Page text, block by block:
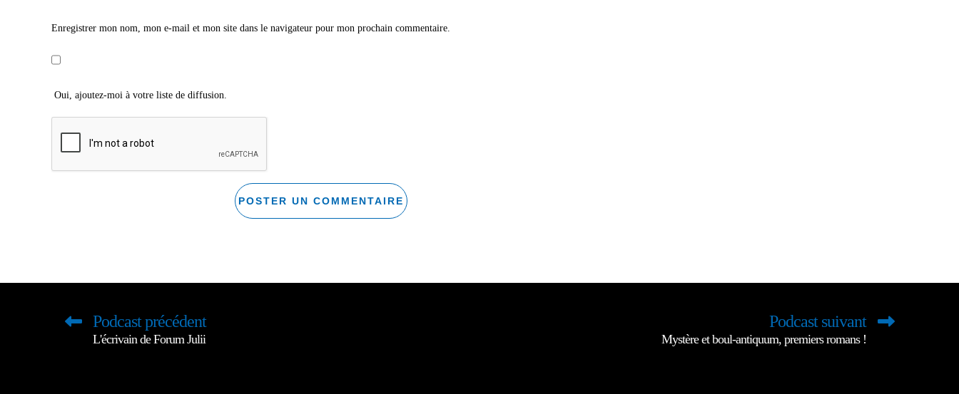
Enregistrer mon nom, mon e-mail et mon site dans le navigateur pour mon prochain commentaire.
Oui, ajoutez-moi à votre liste de diffusion.
Podcast précédent
L'écrivain de Forum Julii
Podcast suivant
Mystère et boul-antiquum, premiers romans !